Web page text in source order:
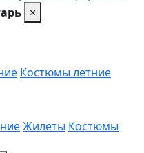
×
Костюмы летние
Жилеты Костюмы